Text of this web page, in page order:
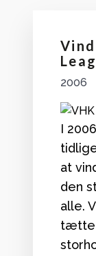
2006
I
at
den
alle.
tætte